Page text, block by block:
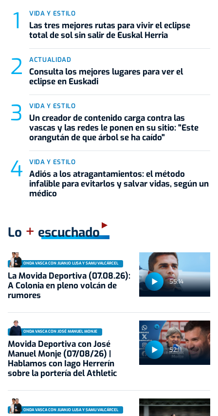
VIDA Y ESTILO
Las tres mejores rutas para vivir el eclipse
total de sol sin salir de Euskal Herria
ACTUALIDAD
Consulta los mejores lugares para ver el
eclipse en Euskadi
VIDA Y ESTILO
Un creador de contenido carga contra las
vascas y las redes le ponen en su sitio: "Este
orangután de que árbol se ha caído"
VIDA Y ESTILO
Adiós a los atragantamientos: el método
infalible para evitarlos y salvar vidas, según un
médico
Lo + escuchado
55:14
ONDA VASCA CON JUANJO LUSA Y SAMU VALCÁRCEL
La Movida Deportiva (07.08.26):
A Colonia en pleno volcán de
rumores
52:11
ONDA VASCA CON JOSÉ MANUEL MONJE
Movida Deportiva con José
Manuel Monje (07/08/26) |
Hablamos con Iago Herrerín
sobre la portería del Athletic
ONDA VASCA CON JUANJO LUSA Y SAMU VALCÁRCEL